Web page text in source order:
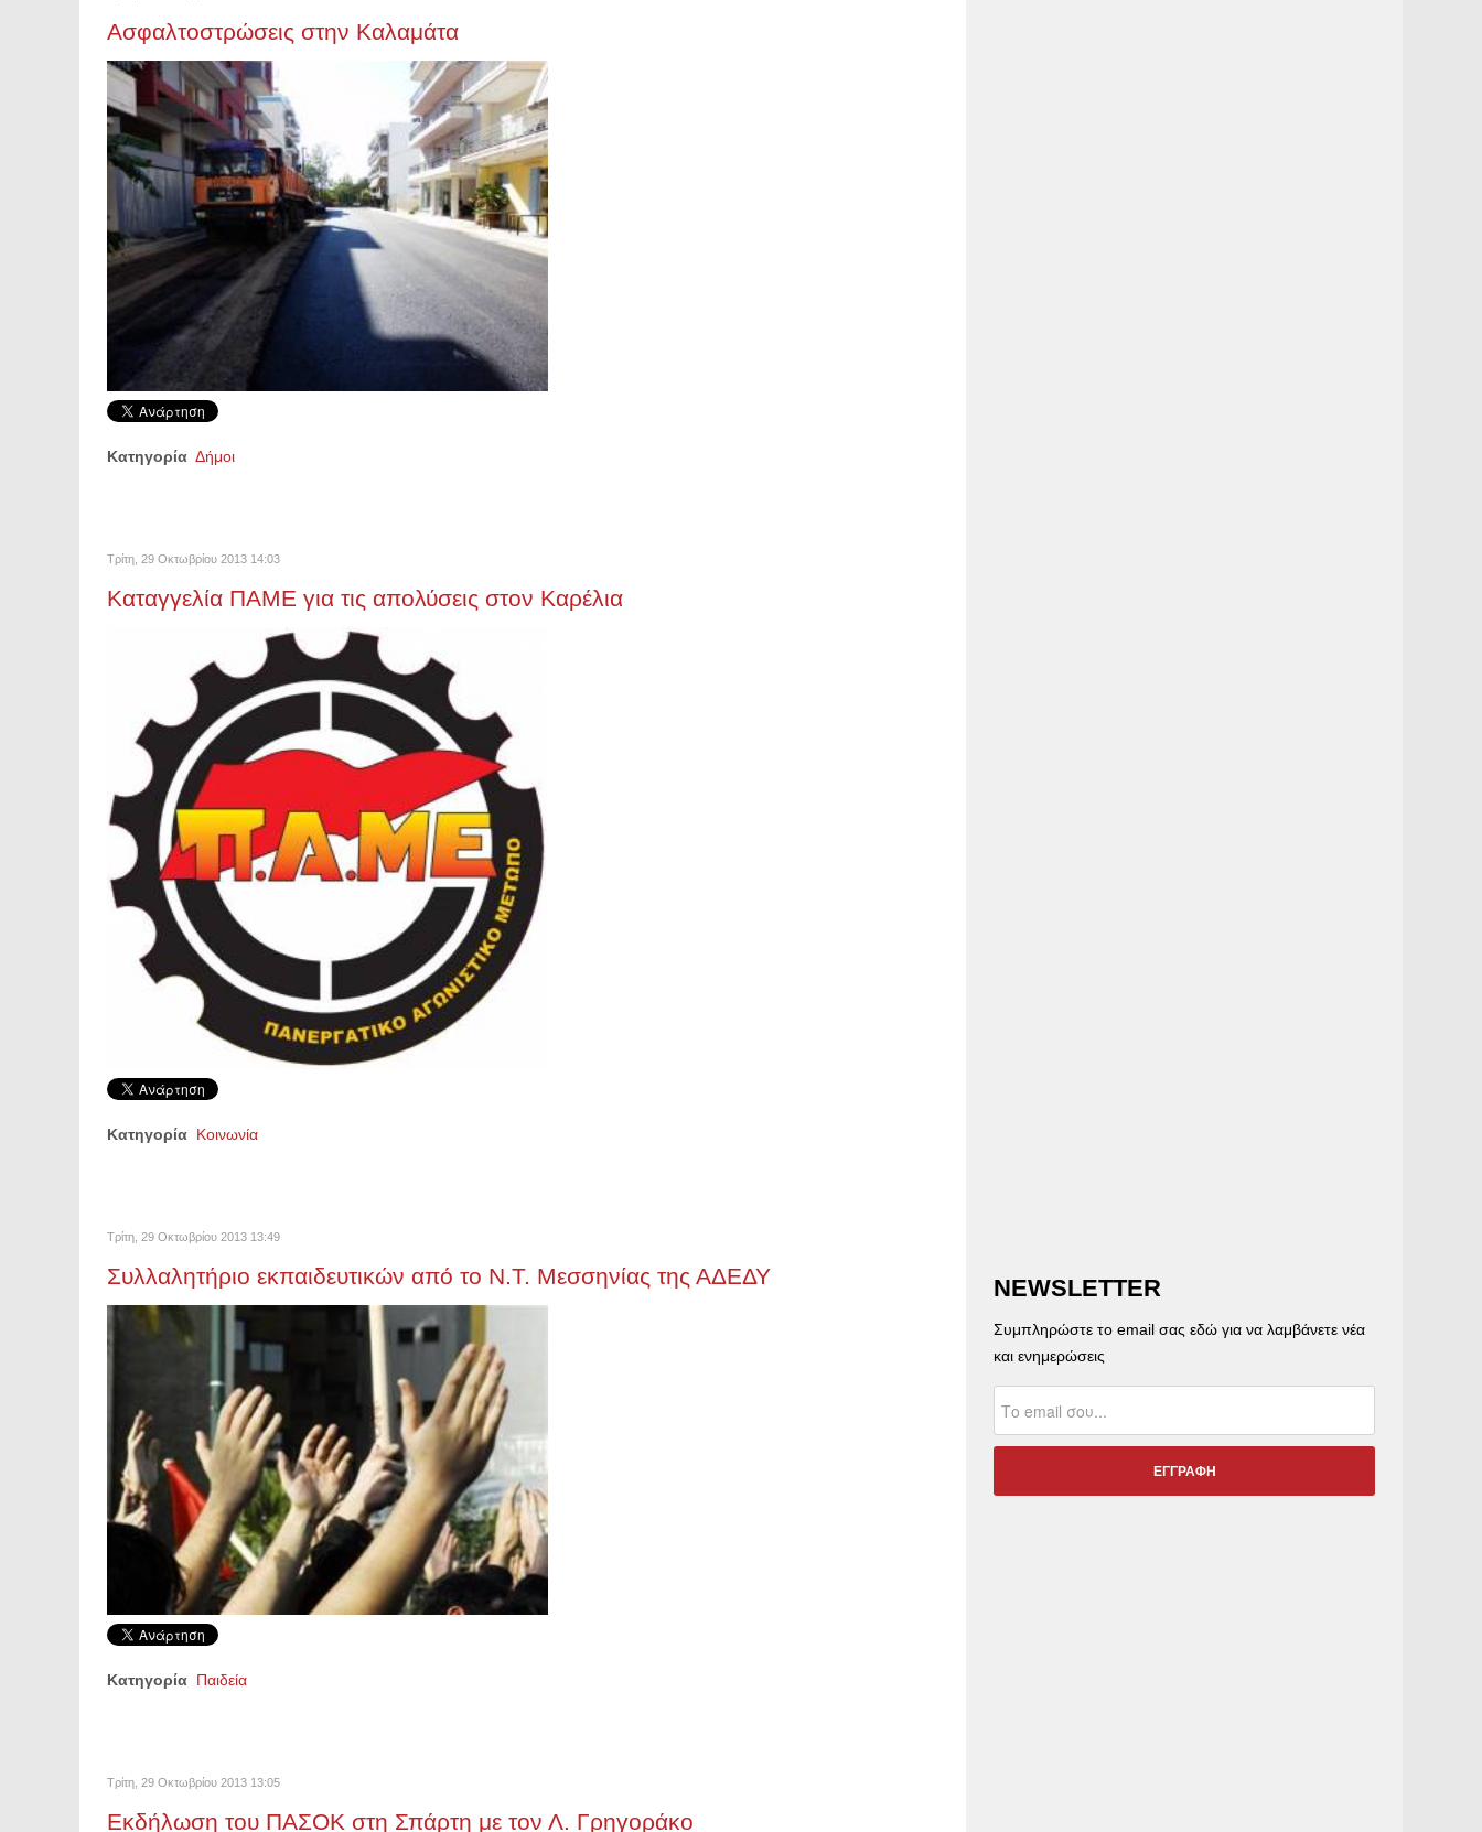
Ασφαλτοστρώσεις στην Καλαμάτα
Κατηγορία Δήμοι
Τρίτη, 29 Οκτωβρίου 2013 14:03
Καταγγελία ΠΑΜΕ για τις απολύσεις στον Καρέλια
Κατηγορία Κοινωνία
Τρίτη, 29 Οκτωβρίου 2013 13:49
Συλλαλητήριο εκπαιδευτικών από το Ν.Τ. Μεσσηνίας της ΑΔΕΔΥ
Κατηγορία Παιδεία
Τρίτη, 29 Οκτωβρίου 2013 13:05
Εκδήλωση του ΠΑΣΟΚ στη Σπάρτη με τον Λ. Γρηγοράκο
NEWSLETTER
Συμπληρώστε το email σας εδώ για να λαμβάνετε νέα
και ενημερώσεις